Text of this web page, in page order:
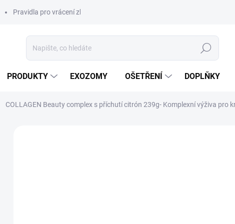
Pravidla pro vrácení zboží a plateb
Hledat
PRODUKTY EXOZOMY OŠETŘENÍ DOPLŇKY
COLLAGEN Beauty complex s příchutí citrón 239g- Komplexní výživa pro